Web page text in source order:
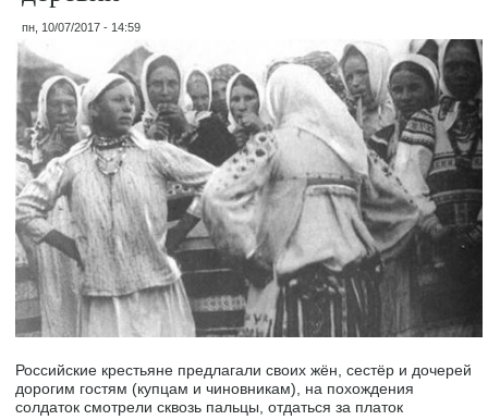
пн, 10/07/2017 - 14:59
Российские крестьяне предлагали своих жён, сестёр и дочерей
дорогим гостям (купцам и чиновникам), на похождения
солдаток смотрели сквозь пальцы, отдаться за платок